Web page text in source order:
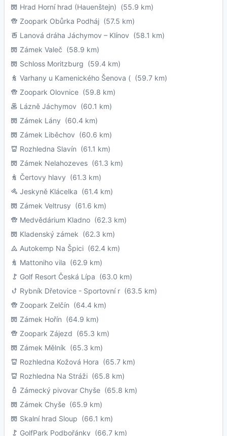
Hrad Horní hrad (Hauenštejn) (55.9 km)
Zoopark Obůrka Podháj (57.5 km)
Lanová dráha Jáchymov – Klínov (58.1 km)
Zámek Valeč (58.9 km)
Schloss Moritzburg (59.4 km)
Varhany u Kamenického Šenova ( (59.7 km)
Zoopark Olovnice (59.8 km)
Lázně Jáchymov (60.1 km)
Zámek Lány (60.4 km)
Zámek Liběchov (60.6 km)
Rozhledna Slavín (61.1 km)
Zámek Nelahozeves (61.3 km)
Čertovy hlavy (61.3 km)
Jeskyně Klácelka (61.4 km)
Zámek Veltrusy (61.6 km)
Medvědárium Kladno (62.3 km)
Kladenský zámek (62.3 km)
Autokemp Na Špici (62.4 km)
Mattoniho vila (62.9 km)
Golf Resort Česká Lípa (63.0 km)
Rybník Dřetovice - Sportovní r (63.5 km)
Zoopark Zelčín (64.4 km)
Zámek Hořín (64.9 km)
Zoopark Zájezd (65.3 km)
Zámek Mělník (65.3 km)
Rozhledna Kožová Hora (65.7 km)
Rozhledna Na Stráži (65.8 km)
Zámecký pivovar Chyše (65.8 km)
Zámek Chyše (65.9 km)
Skalní hrad Sloup (66.1 km)
GolfPark Podbořánky (66.7 km)